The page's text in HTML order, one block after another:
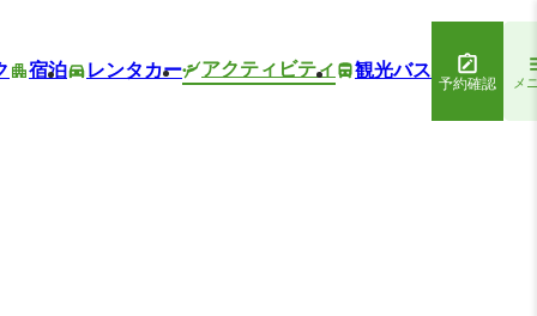
宿泊 レンタカー アクティビティ 観光バス
予約確認 メ